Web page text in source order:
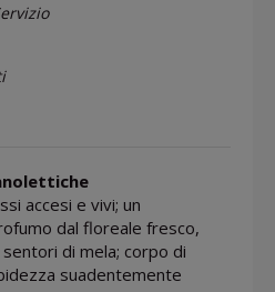
accesi e vivi; un
dal floreale fresco,
di mela; corpo di
suadentemente